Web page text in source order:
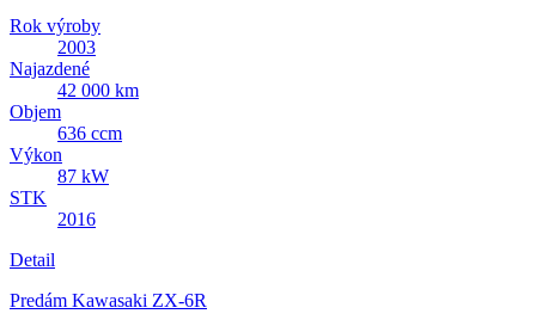
Rok výroby
2003
Najazdené
42 000 km
Objem
636 ccm
Výkon
87 kW
STK
2016
Detail
Predám Kawasaki ZX-6R